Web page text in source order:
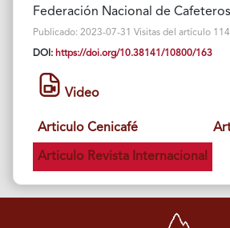
Federación Nacional de Cafeteros
Publicado: 2023-07-31 Visitas del artículo 114
DOI: https://doi.org/10.38141/10800/163
Video
Articulo Cenicafé
Articulo Revista Internacional